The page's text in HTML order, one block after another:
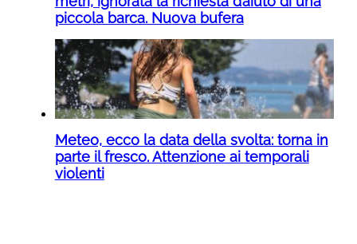
piccola barca. Nuova bufera
Meteo, ecco la data della svolta: torna in
parte il fresco. Attenzione ai temporali
violenti